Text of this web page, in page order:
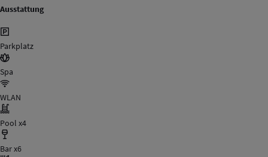
Ausstattung
Parkplatz
Spa
WLAN
Pool x4
Bar x6